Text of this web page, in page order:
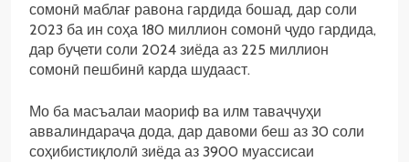
сомонӣ маблағ равона гардида бошад, дар соли
2023 ба ин соҳа 180 миллион сомонӣ ҷудо гардида,
дар буҷети соли 2024 зиёда аз 225 миллион
сомонӣ пешбинӣ карда шудааст.
Мо ба масъалаи маориф ва илм таваҷчуҳи
аввалиндараҷа дода, дар давоми беш аз 30 соли
соҳибистиқлолӣ зиёда аз 3900 муассисаи